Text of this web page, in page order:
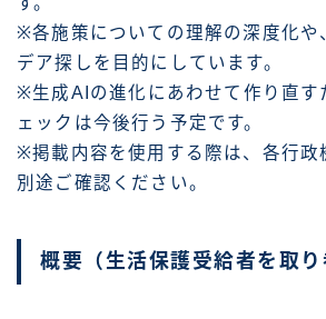
※各施策についての理解の深度化や
デア探しを目的にしています。
※生成AIの進化にあわせて作り直す
ェックは今後行う予定です。
※掲載内容を使用する際は、各行政
別途ご確認ください。
概要（生活保護受給者を取り